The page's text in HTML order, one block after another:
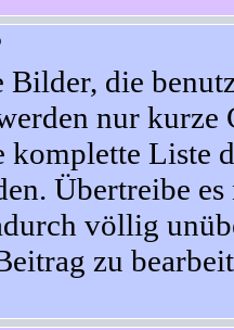
Bilder, die
nur
Liste
Übertreibe
völlig
zu